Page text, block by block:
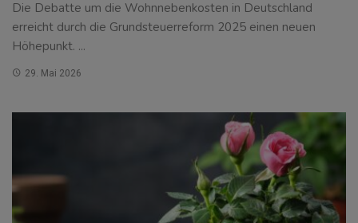
Die Debatte um die Wohnnebenkosten in Deutschland
erreicht durch die Grundsteuerreform 2025 einen neuen
Höhepunkt. ...
29. Mai 2026